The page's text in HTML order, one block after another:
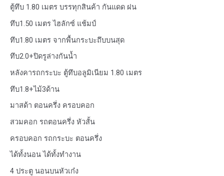
ตู้ทึบ 1.80 เมตร บรรทุกสินค้า กันแดด ฝน
ทึบ1.50 เมตร ไฮลักซ์ แช้มป์
ทึบ1.80 เมตร จากพื้นกระบะถึบบนสุด
ทึบ2.0+ปิดรูล่างกันน้ำ
หลังคารถกระบะ ตู้ทึบอลูมิเนียม 1.80 เมตร
ทึบ1.8+ไม้3ด้าน
มาสด้า ตอนครึ่ง ครอบคอก
สวมคอก รถตอนครึ่ง หัวสั้น
ครอบคอก รถกระบะ ตอนครึ่ง
ได้ทั้งนอน ได้ทั้งทำงาน
4 ประตู นอนบนหัวเก๋ง